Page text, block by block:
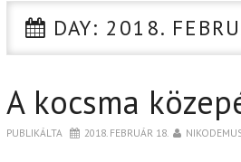
DAY: 2018.
A kocsma
PUBLIKÁLTA 2018. FEBRUÁR 18.